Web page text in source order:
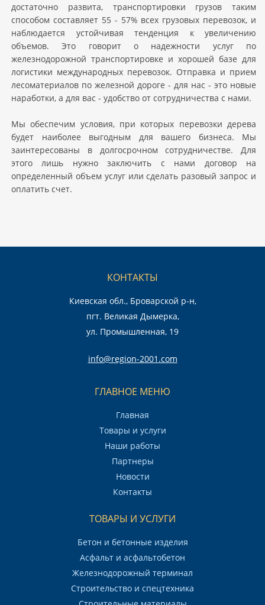
достаточно развита, транспортировки грузов таким
способом составляет 55 - 57% всех грузовых перевозок, и
наблюдается устойчивая тенденция к увеличению
объемов. Это говорит о надежности услуг по
железнодорожной транспортировке и хорошей базе для
логистики международных перевозок. Отправка и прием
лесоматериалов по железной дороге - для нас - это новые
наработки, а для вас - удобство от сотрудничества с нами.
Мы обеспечим условия, при которых перевозки дерева
будет наиболее выгодным для вашего бизнеса. Мы
заинтересованы в долгосрочном сотрудничестве. Для
этого лишь нужно заключить с нами договор на
определенный объем услуг или сделать разовый запрос и
оплатить счет.
КОНТАКТЫ
Киевская обл., Броварской р-н,
пгт. Великая Дымерка,
ул. Промышленная, 19
info@region-2001.com
ГЛАВНОЕ МЕНЮ
Главная
Товары и услуги
Наши работы
Партнеры
Новости
Контакты
ТОВАРЫ И УСЛУГИ
Бетон и бетонные изделия
Асфальт и асфальтобетон
Железнодорожный терминал
Строительство и спецтехника